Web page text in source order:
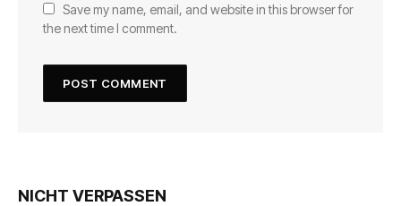
Save my name, email, and website in this browser for
the next time I comment.
NICHT VERPASSEN